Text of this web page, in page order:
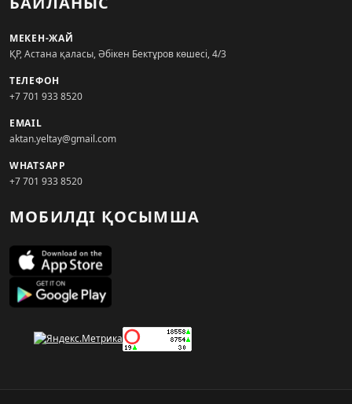
МЕКЕН-ЖАЙ
ҚР, Астана қаласы, Әбікен Бектұров көшесі, 4/3
ТЕЛЕФОН
+7 701 933 8520
EMAIL
aktan.yeltay@gmail.com
WHATSAPP
+7 701 933 8520
МОБИЛДІ ҚОСЫМША